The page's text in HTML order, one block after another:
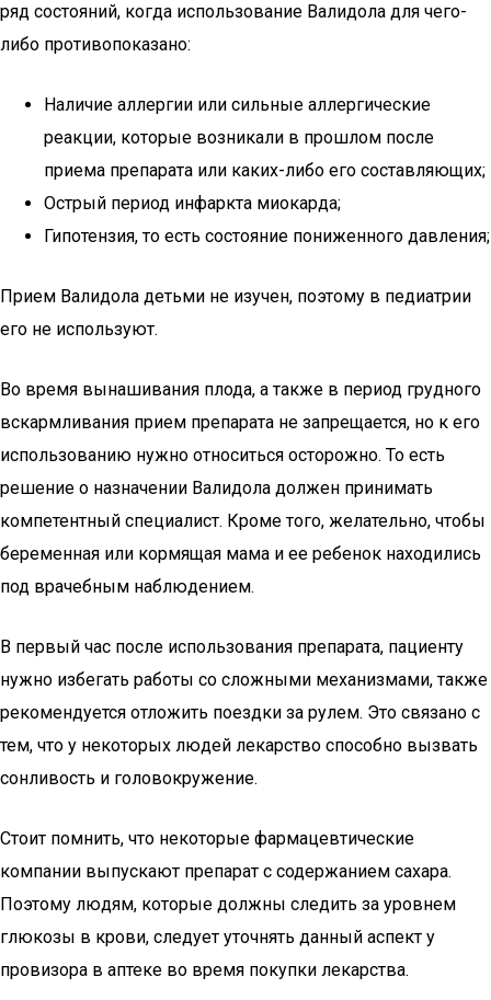
ряд состояний, когда использование Валидола для чего-
либо противопоказано:
Наличие аллергии или сильные аллергические
реакции, которые возникали в прошлом после
приема препарата или каких-либо его составляющих;
Острый период инфаркта миокарда;
Гипотензия, то есть состояние пониженного давления;
Прием Валидола детьми не изучен, поэтому в педиатрии
его не используют.
Во время вынашивания плода, а также в период грудного
вскармливания прием препарата не запрещается, но к его
использованию нужно относиться осторожно. То есть
решение о назначении Валидола должен принимать
компетентный специалист. Кроме того, желательно, чтобы
беременная или кормящая мама и ее ребенок находились
под врачебным наблюдением.
В первый час после использования препарата, пациенту
нужно избегать работы со сложными механизмами, также
рекомендуется отложить поездки за рулем. Это связано с
тем, что у некоторых людей лекарство способно вызвать
сонливость и головокружение.
Стоит помнить, что некоторые фармацевтические
компании выпускают препарат с содержанием сахара.
Поэтому людям, которые должны следить за уровнем
глюкозы в крови, следует уточнять данный аспект у
провизора в аптеке во время покупки лекарства.